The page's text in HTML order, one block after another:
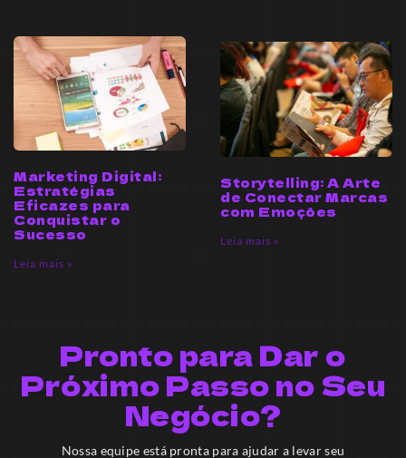
Marketing Digital:
Estratégias
Eficazes para
Conquistar o
Sucesso
Leia mais »
Storytelling: A Arte
de Conectar Marcas
com Emoções
Leia mais »
Pronto para Dar o
Próximo Passo no Seu
Negócio?
Nossa equipe está pronta para ajudar a levar seu